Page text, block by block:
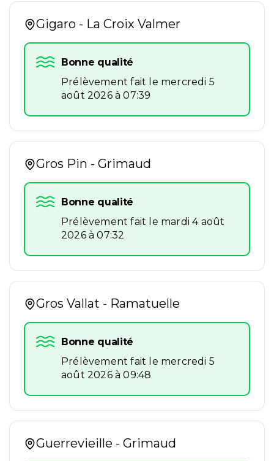
Gigaro - La Croix Valmer
Bonne qualité
Prélèvement fait le mercredi 5
août 2026 à 07:39
Gros Pin - Grimaud
Bonne qualité
Prélèvement fait le mardi 4 août
2026 à 07:32
Gros Vallat - Ramatuelle
Bonne qualité
Prélèvement fait le mercredi 5
août 2026 à 09:48
Guerrevieille - Grimaud